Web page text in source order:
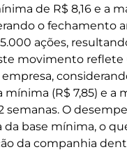
de R$ 8,16 e a
o fechamento
ações,
movimento
(R$ 7,85) e a
semanas. O
base mínima, o
da companhia